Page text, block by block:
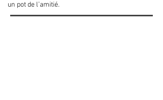
un pot de l’amitié.